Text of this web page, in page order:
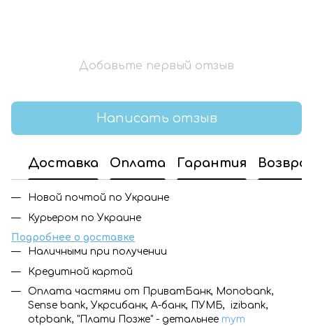
Добавьте первый отзыв
Написать отзыв
Доставка Оплата Гарантия
Новой почтой по Украине
Курьером по Украине
Подробнее о доставке
Наличными при получении
Кредитной картой
Оплата частями от ПриватБанк, Monobank,
Sense bank, Укрсибанк, А-банк, ПУМБ, izibank,
otpbank, "Плати Позже" - детальнее тут